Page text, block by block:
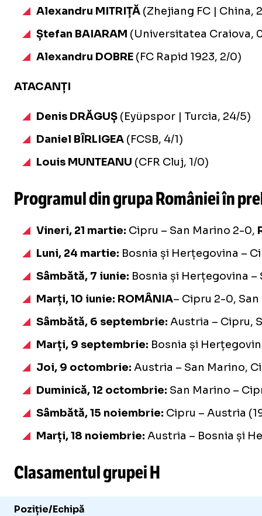
Alexandru MITRIȚĂ(Zhejiang FC | China,
Ștefan BAIARAM (Universitatea Craiova,
Alexandru DOBRE(FC Rapid 1923, 2/0)
ATACANȚI
Denis DRĂGUȘ(Eyüpspor | Turcia, 24/5)
Daniel BÎRLIGEA(FCSB, 4/1)
Louis MUNTEANU (CFR Cluj, 1/0)
Programul din grupa României în
Vineri, 21 martie: Cipru – San Marino 2-0,
Luni, 24 martie: Bosnia și Herțegovina –
Sâmbătă, 7 iunie: Bosnia și Herțegovina
Marți, 10 iunie: ROMÂNIA– Cipru 2-0,
Sâmbătă, 6 septembrie: Austria – Cipru,
Marți, 9 septembrie: Bosnia și
Joi, 9 octombrie: Austria – San Marino,
Duminică, 12 octombrie: San Marino –
Sâmbătă, 15 noiembrie: Cipru – Austria
Marți, 18 noiembrie: Austria – Bosnia și
Clasamentul grupei H
Poziție/Echipă